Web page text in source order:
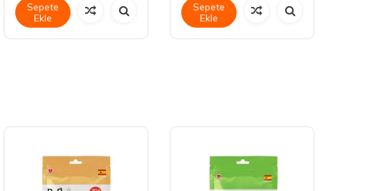
Sepete
Ekle
Sepete
Ekle